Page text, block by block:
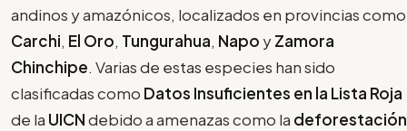
andinos y amazónicos, localizados en provincias como
Carchi, El Oro, Tungurahua, Napo yZamora
Chinchipe. Varias de estas especies han sido
clasificadas como Datos Insuficientes en la Lista Roja
de la UICNdebido a amenazas como la deforestación